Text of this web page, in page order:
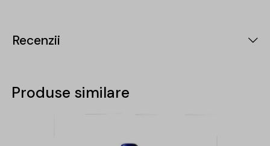
Recenzii
Produse similare